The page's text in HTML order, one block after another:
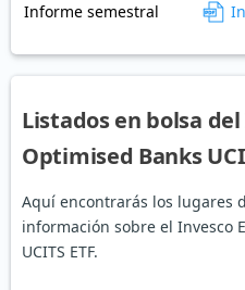
Informe semestral
Listados en bolsa del
Optimised Banks
Aquí encontrarás los lugares
información sobre el Invesco
UCITS ETF.